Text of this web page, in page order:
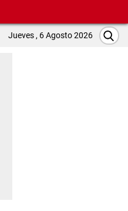
Jueves , 6 Agosto 2026